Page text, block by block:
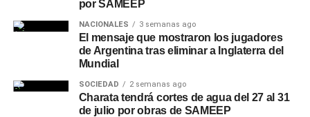
por SAMEEP
NACIONALES 3 semanas ago
El mensaje que mostraron los jugadores
de Argentina tras eliminar a Inglaterra del
Mundial
SOCIEDAD 2 semanas ago
Charata tendrá cortes de agua del 27 al 31
de julio por obras de SAMEEP